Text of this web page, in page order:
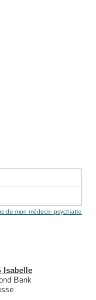
de mon médecin psychiatre
Isabelle
Bank